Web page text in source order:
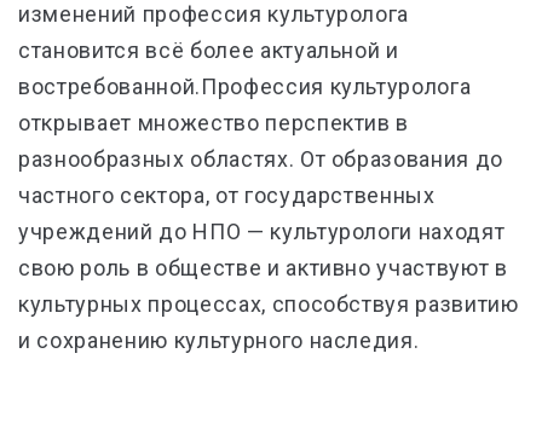
изменений профессия культуролога
становится всё более актуальной и
востребованной.Профессия культуролога
открывает множество перспектив в
разнообразных областях. От образования до
частного сектора, от государственных
учреждений до НПО — культурологи находят
свою роль в обществе и активно участвуют в
культурных процессах, способствуя развитию
и сохранению культурного наследия.